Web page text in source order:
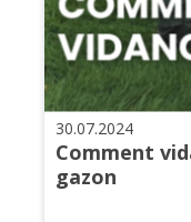
30.07.2024
Comment
gazon